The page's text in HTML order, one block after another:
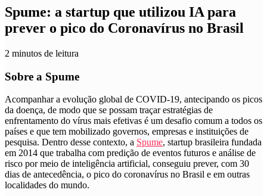
Spume: a startup que utilizou IA para
prever o pico do Coronavírus no Brasil
2 minutos de leitura
Sobre a Spume
Acompanhar a evolução global de COVID-19, antecipando os picos
da doença, de modo que se possam traçar estratégias de
enfrentamento do vírus mais efetivas é um desafio comum a todos os
países e que tem mobilizado governos, empresas e instituições de
pesquisa. Dentro desse contexto, a Spume, startup brasileira fundada
em 2014 que trabalha com predição de eventos futuros e análise de
risco por meio de inteligência artificial, conseguiu prever, com 30
dias de antecedência, o pico do coronavírus no Brasil e em outras
localidades do mundo.